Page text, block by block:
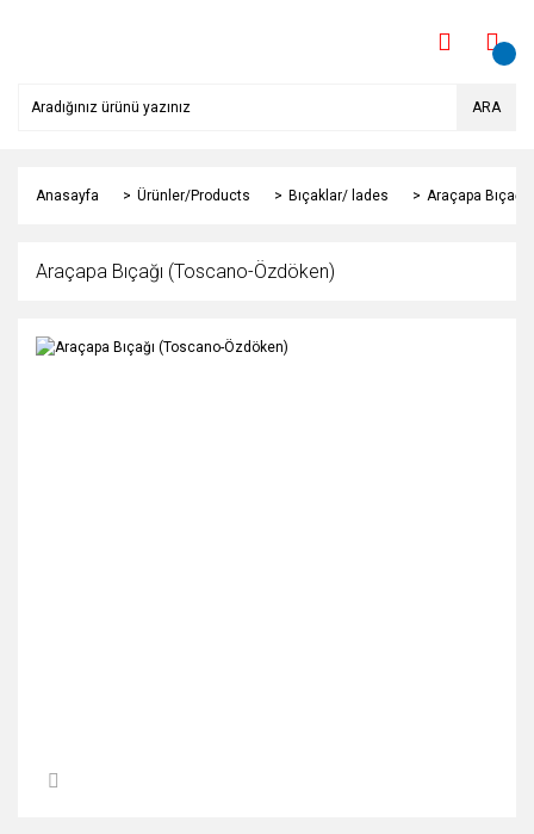
ARA
Anasayfa Ürünler/Products Bıçaklar/ lades Araçapa
Araçapa Bıçağı (Toscano-Özdöken)